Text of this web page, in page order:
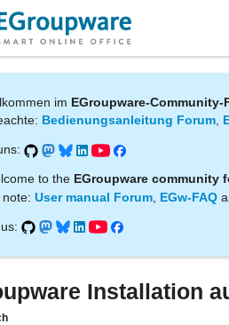
im EGroupware-Community-
Bedienungsanleitung Forum,
to the EGroupware community
note: User manual Forum EGw-FAQ
Installation